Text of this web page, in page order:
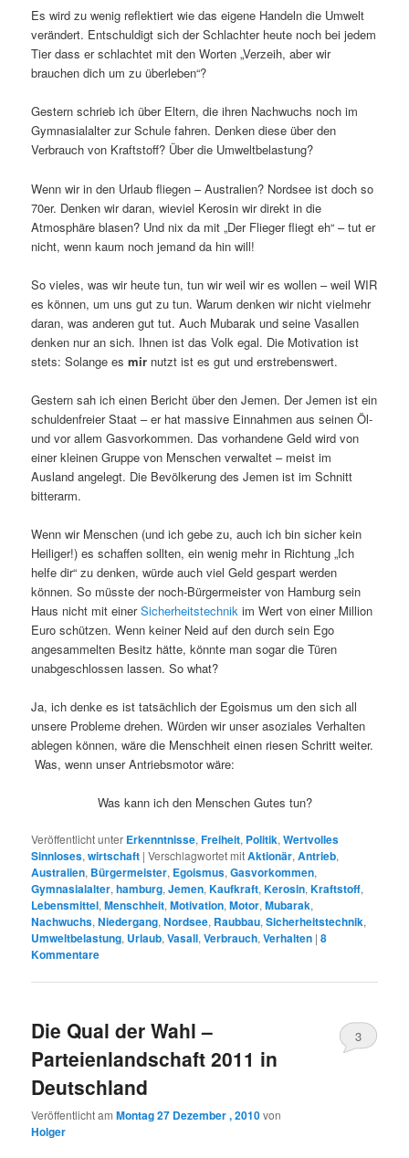
Es wird zu wenig reflektiert wie das eigene Handeln die Umwelt
verändert. Entschuldigt sich der Schlachter heute noch bei jedem
Tier dass er schlachtet mit den Worten „Verzeih, aber wir
brauchen dich um zu überleben“?
Gestern schrieb ich über Eltern, die ihren Nachwuchs noch im
Gymnasialalter zur Schule fahren. Denken diese über den
Verbrauch von Kraftstoff? Über die Umweltbelastung?
Wenn wir in den Urlaub fliegen – Australien? Nordsee ist doch so
70er. Denken wir daran, wieviel Kerosin wir direkt in die
Atmosphäre blasen? Und nix da mit „Der Flieger fliegt eh“ – tut er
nicht, wenn kaum noch jemand da hin will!
So vieles, was wir heute tun, tun wir weil wir es wollen – weil WIR
es können, um uns gut zu tun. Warum denken wir nicht vielmehr
daran, was anderen gut tut. Auch Mubarak und seine Vasallen
denken nur an sich. Ihnen ist das Volk egal. Die Motivation ist
stets: Solange esmir nutzt ist es gut und erstrebenswert.
Gestern sah ich einen Bericht über den Jemen. Der Jemen ist ein
schuldenfreier Staat – er hat massive Einnahmen aus seinen Öl-
und vor allem Gasvorkommen. Das vorhandene Geld wird von
einer kleinen Gruppe von Menschen verwaltet – meist im
Ausland angelegt. Die Bevölkerung des Jemen ist im Schnitt
bitterarm.
Wenn wir Menschen (und ich gebe zu, auch ich bin sicher kein
Heiliger!) es schaffen sollten, ein wenig mehr in Richtung „Ich
helfe dir“ zu denken, würde auch viel Geld gespart werden
können. So müsste der noch-Bürgermeister von Hamburg sein
Haus nicht mit einerSicherheitstechnik im Wert von einer Million
Euro schützen. Wenn keiner Neid auf den durch sein Ego
angesammelten Besitz hätte, könnte man sogar die Türen
unabgeschlossen lassen. So what?
Ja, ich denke es ist tatsächlich der Egoismus um den sich all
unsere Probleme drehen. Würden wir unser asoziales Verhalten
ablegen können, wäre die Menschheit einen riesen Schritt weiter.
Was, wenn unser Antriebsmotor wäre:
Was kann ich den Menschen Gutes tun?
Veröffentlicht unter Erkenntnisse,Freiheit, Politik,Wertvolles
Sinnloses,wirtschaft |Verschlagwortet mitAktionär,Antrieb,
Australien, Bürgermeister, Egoismus,Gasvorkommen,
Gymnasialalter,hamburg,Jemen,Kaufkraft,Kerosin,Kraftstoff,
Lebensmittel,Menschheit,Motivation,Motor,Mubarak,
Nachwuchs,Niedergang,Nordsee, Raubbau,Sicherheitstechnik,
Umweltbelastung, Urlaub,Vasall,Verbrauch,Verhalten |8
Kommentare
Die Qual der Wahl –
Parteienlandschaft 2011 in
Deutschland
Veröffentlicht amMontag 27 Dezember , 2010von
Holger
3